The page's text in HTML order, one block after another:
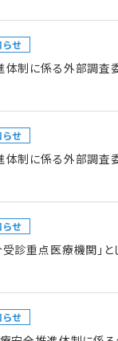
らせ
制に係る外部調査
らせ
制に係る外部調査
らせ
診重点医療機関」と
らせ